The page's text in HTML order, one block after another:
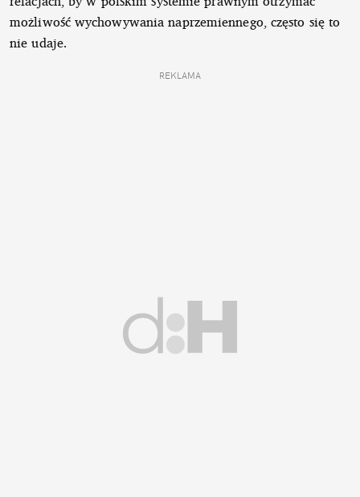
możliwość wychowywania naprzemiennego, często się to
nie udaje.
REKLAMA